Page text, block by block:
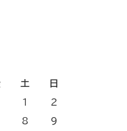
土 日
1 2
8 9